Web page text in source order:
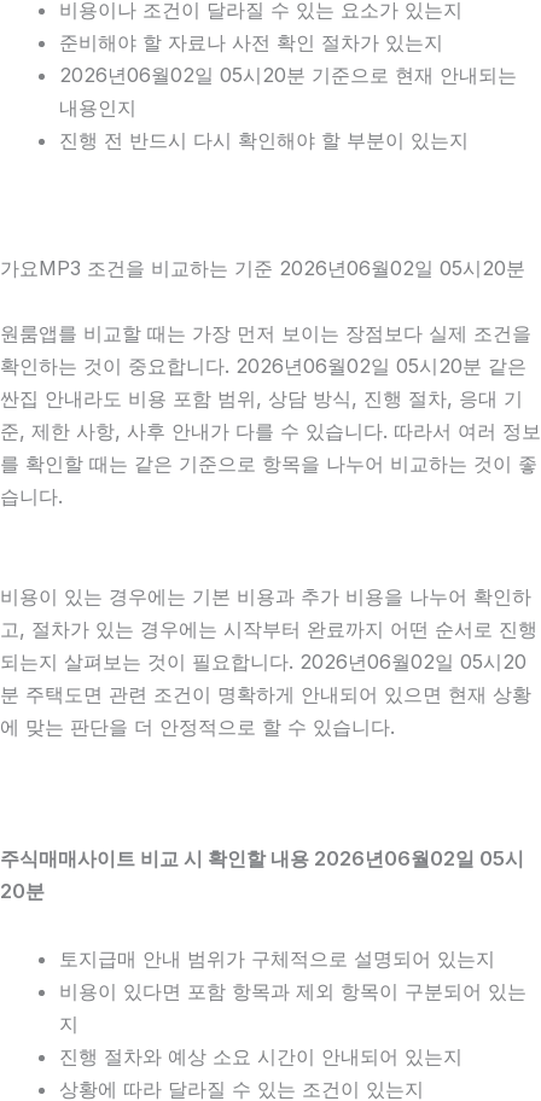
비용이나 조건이 달라질 수 있는 요소가 있는지
준비해야 할 자료나 사전 확인 절차가 있는지
2026년06월02일 05시20분 기준으로 현재 안내되는
내용인지
진행 전 반드시 다시 확인해야 할 부분이 있는지
가요MP3 조건을 비교하는 기준 2026년06월02일 05시20분
원룸앱를 비교할 때는 가장 먼저 보이는 장점보다 실제 조건을
확인하는 것이 중요합니다. 2026년06월02일 05시20분 같은
싼집 안내라도 비용 포함 범위, 상담 방식, 진행 절차, 응대 기
준, 제한 사항, 사후 안내가 다를 수 있습니다. 따라서 여러 정보
를 확인할 때는 같은 기준으로 항목을 나누어 비교하는 것이 좋
습니다.
비용이 있는 경우에는 기본 비용과 추가 비용을 나누어 확인하
고, 절차가 있는 경우에는 시작부터 완료까지 어떤 순서로 진행
되는지 살펴보는 것이 필요합니다. 2026년06월02일 05시20
분 주택도면 관련 조건이 명확하게 안내되어 있으면 현재 상황
에 맞는 판단을 더 안정적으로 할 수 있습니다.
주식매매사이트 비교 시 확인할 내용 2026년06월02일 05시
20분
토지급매 안내 범위가 구체적으로 설명되어 있는지
비용이 있다면 포함 항목과 제외 항목이 구분되어 있는
지
진행 절차와 예상 소요 시간이 안내되어 있는지
상황에 따라 달라질 수 있는 조건이 있는지